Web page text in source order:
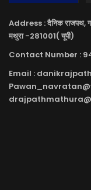
Address : दैनिक राजपथ,
मथुरा -281001( यूपी)
Contact Number :
Email :